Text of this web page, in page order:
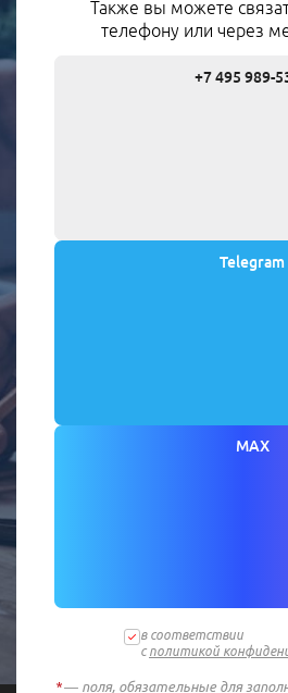
Также вы можете
телефону или через
+7 495 989-
Telegram
MAX
в соответствии
с политикой
*— поля, обязательные для